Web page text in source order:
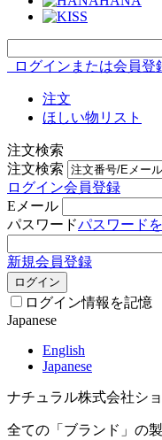
ログインまたは会員登
注文
ほしい物リスト
注文検索
注文検索
ログイン会員登録
Eメール
パスワードパスワード
新規会員登録
ログイン
ログイン情報を記憶
Japanese
English
Japanese
ナチュラル株式会社シ
全ての「ブランド」の